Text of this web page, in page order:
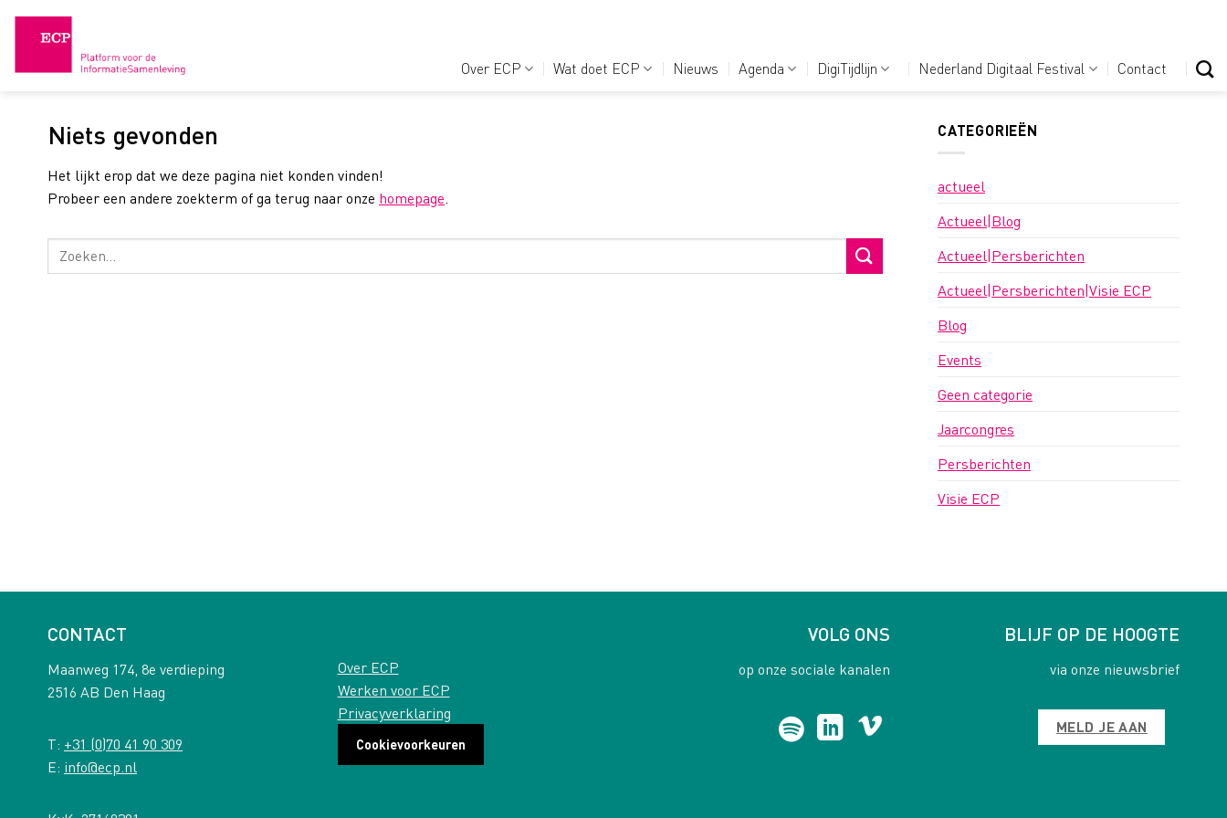
Over ECP Wat doet ECP Nieuws Agenda DigiTijdlijn Nederland Digitaal Festival Contact
Niets gevonden
Het lijkt erop dat we deze pagina niet konden vinden!
Probeer een andere zoekterm of ga terug naar onze homepage
CATEGORIEËN
actueel
Actueel|Blog
Actueel|Persberichten
Actueel|Persberichten|Visie ECP
Blog
Events
Geen categorie
Jaarcongres
Persberichten
Visie ECP
CONTACT
Maanweg 174, 8e verdieping
2516 AB Den Haag
T: +31 (0)70 41 90 309
E: info@ecp.nl
Over ECP
Werken voor ECP
Privacyverklaring
Cookievoorkeuren
VOLG ONS
op onze sociale kanalen
BLIJF OP DE HOOGTE
via onze nieuwsbrief
MELD JE AAN